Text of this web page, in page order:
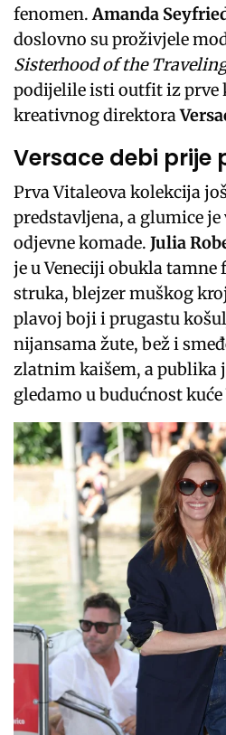
fenomen.Amanda
doslovno su proživjele
Sisterhood of the
podijelile isti outfit iz prve
kreativnog direktora
Versace debi prije
Prva Vitaleova kolekcija
predstavljena, a glumice je
odjevne komade.Julia
je u Veneciji obukla
struka, blejzer muškog
plavoj boji i prugastu
nijansama žute, bež i
zlatnim kaišem, a publika
gledamo u budućnost kuće